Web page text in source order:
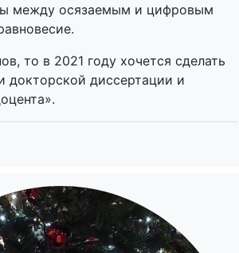
между осязаемым и цифровым
то в 2021 году хочется сделать
докторской диссертации и